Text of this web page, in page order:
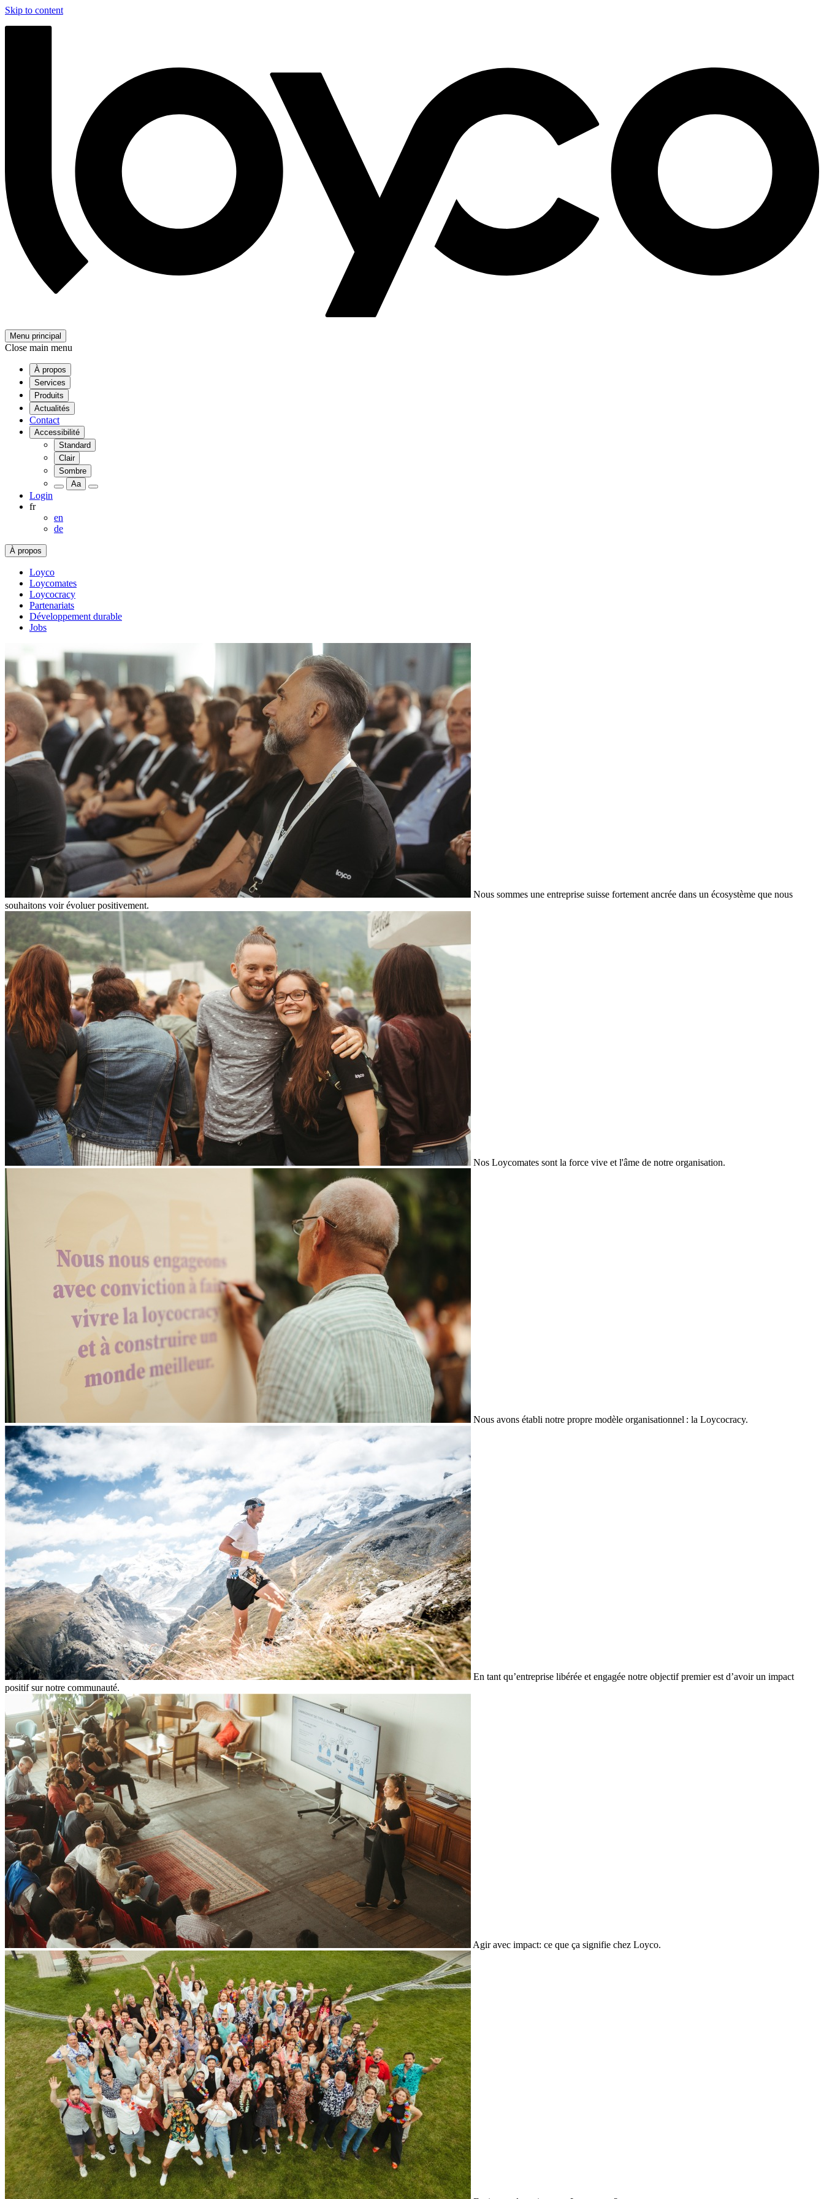
Skip to content
Menu principal
Close main menu
À propos
Services
Produits
Actualités
Contact
Accessibilité
Standard
Clair
Sombre
Aa
Login
fr
en
de
À propos
Loyco
Loycomates
Loycocracy
Partenariats
Développement durable
Jobs
Nous sommes une entreprise suisse fortement ancrée dans un écosystème que nous
souhaitons voir évoluer positivement.
Nos Loycomates sont la force vive et l'âme de notre organisation.
Nous avons établi notre propre modèle organisationnel : la Loycocracy.
En tant qu’entreprise libérée et engagée notre objectif premier est d’avoir un impact
positif sur notre communauté.
Agir avec impact: ce que ça signifie chez Loyco.